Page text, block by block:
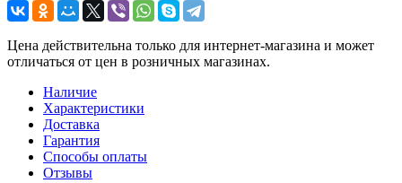
Цена действительна только для интернет-магазина и может
отличаться от цен в розничных магазинах.
Наличие
Характеристики
Доставка
Гарантия
Способы оплаты
Отзывы